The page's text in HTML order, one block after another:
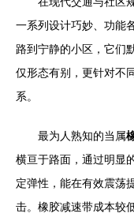
一系列设计巧妙、功能
路到宁静的小区，它们
仅形态有别，更针对不
系。
最为人熟知的当属
横亘于路面，通过明显
定弹性，能在有效震荡
击。橡胶减速带成本较